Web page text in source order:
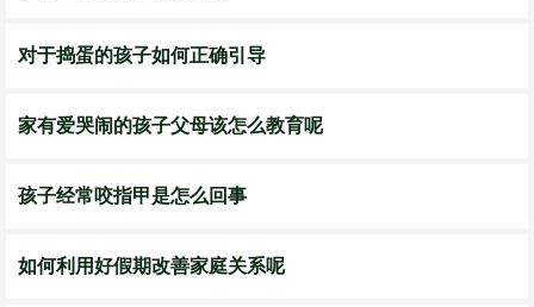
对于捣蛋的孩子如何正确引导
家有爱哭闹的孩子父母该怎么教育呢
孩子经常咬指甲是怎么回事
如何利用好假期改善家庭关系呢